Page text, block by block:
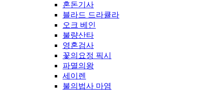
혼돈기사
블라드 드라큘라
오크 베인
불량산타
영혼검사
꽃의요정 픽시
파멸의왕
세이렌
불의법사 마염